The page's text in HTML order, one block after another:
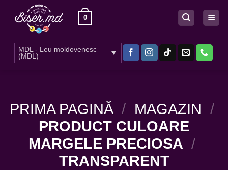
0
MDL - Leu moldovenesc
(MDL)
PRIMA PAGINĂ / MAGAZIN /
PRODUCT CULOARE
MARGELE PRECIOSA /
TRANSPARENT